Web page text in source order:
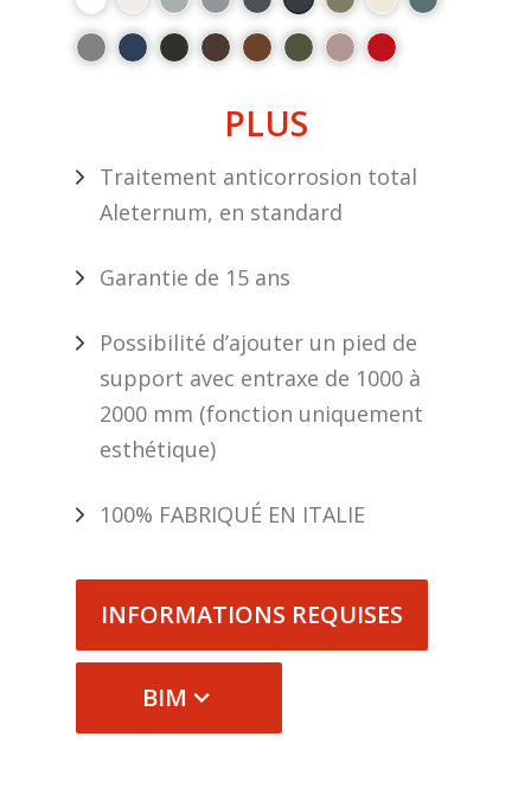
PLUS
Traitement anticorrosion total
Aleternum, en standard
Garantie de 15 ans
Possibilité d’ajouter un pied de
support avec entraxe de 1000 à
2000 mm (fonction uniquement
esthétique)
100% FABRIQUÉ EN ITALIE
INFORMATIONS REQUISES
BIM